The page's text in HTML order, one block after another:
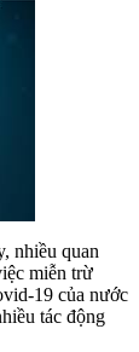
nhiều quan
miễn trừ
19 của nước
tác động